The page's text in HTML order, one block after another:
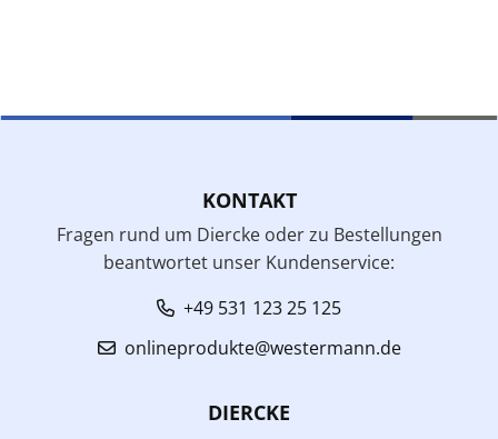
KONTAKT
Fragen rund um Diercke oder zu Bestellungen
beantwortet unser Kundenservice:
+49 531 123 25 125
onlineprodukte@westermann.de
DIERCKE